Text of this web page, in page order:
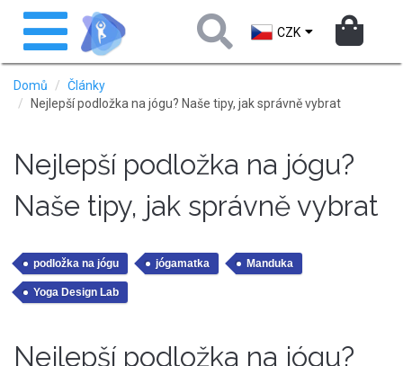
Přejít
hlavnímu
obsahu
Toggle
navigation
CZK
Domů
Články
Nejlepší podložka na jógu? Naše tipy, jak správně vybrat
Nejlepší podložka na jógu?
Naše tipy, jak správně vybrat
podložka na jógu jógamatka Manduka
Yoga Design Lab
Nejlepší podložka na jógu?